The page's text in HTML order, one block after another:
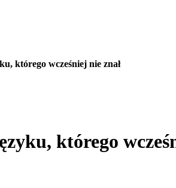
którego wcześniej nie znał
którego